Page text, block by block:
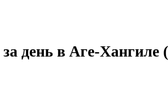
день в Аге-